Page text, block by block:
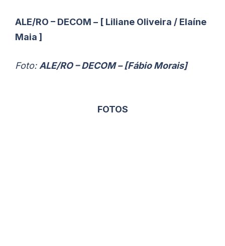
ALE/RO – DECOM – [ Liliane Oliveira / Elaíne
Maia ]
Foto: ALE/RO – DECOM – [Fábio Morais]
FOTOS